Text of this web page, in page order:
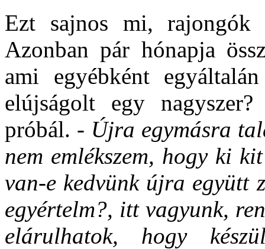
Ezt sajnos mi, rajongók
Azonban pár hónapja
ami egyébként
elújságolt egy
próbál. - Újra egymásra
nem emlékszem, hogy ki
van-e kedvünk újra együtt
egyértelm?, itt vagyunk,
elárulhatok, hogy